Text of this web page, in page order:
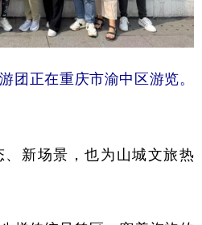
团正在重庆市渝中区游览。
新场景，也为山城文旅热